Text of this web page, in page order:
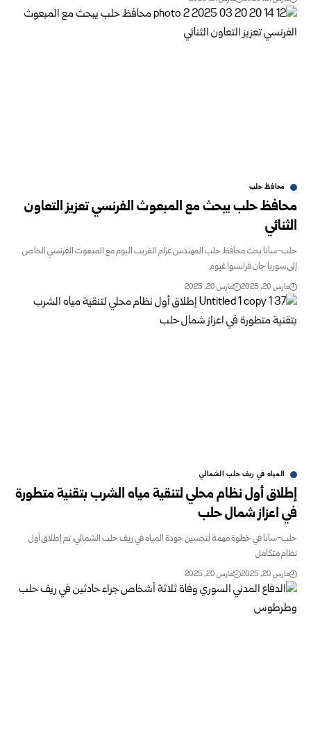
محافظ حلب
محافظ حلب يبحث مع المبعوث الفرنسي تعزيز التعاون
الثنائي
حلب-سانا بحث محافظ حلب المهندس عزام الغريب اليوم مع المبعوث الفرنسي الخاص
إلى سوريا جان فرانسوا غيوم
مارس 20, 2025 مارس 20, 2025
المياه في ريف حلب الشمالي
إطلاق أول نظام محلي لتنقية مياه الشرب بتقنية متطورة
في اعزاز شمال حلب
حلب-سانا في خطوة مهمة لتحسين جودة المياه في ريف حلب الشمالي، تم إطلاق أول
نظام متكامل
مارس 20, 2025 مارس 20, 2025